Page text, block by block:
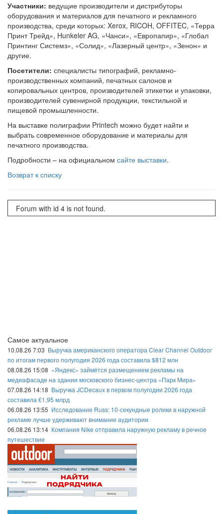
Участники: ведущие производители и дистрибуторы
оборудования и материалов для печатного и рекламного
производства, среди которых: Xerox, RICOH, OFFITEC, «Терра
Принт Трейд», Hunkeler AG, «Чанси», «Европапир», «Глобал
Принтинг Системз», «Солид», «Лазерный центр», «Зенон» и
другие.
Посетители: специалисты типографий, рекламно-
производственных компаний, печатных салонов и
копировальных центров, производителей этикетки и упаковки,
производителей сувенирной продукции, текстильной и
пищевой промышленности.
На выставке полиграфии Printech можно будет найти и
выбрать современное оборудование и материалы для
печатного производства.
Подробности – на официальном сайте выставки.
Возврат к списку
Forum with id 4 is not found.
Самое актуальное
10.08.26 7:03 Выручка американского оператора Clear Channel Outdoor
по итогам первого полугодия 2026 года составила $812 млн
08.08.26 15:08 «Яндекс» займётся размещением рекламы на
медиафасаде на здании московского бизнес-центра «Парк Мира»
07.08.26 14:18 Выручка JCDecaux в первом полугодии 2026 года
составила €1,95 млрд
06.08.26 13:55 Исследование Russ: 10-секундные ролики в наружной
рекламе лучше удерживают внимание аудитории
06.08.26 13:14 Компания Nike отправила наружную рекламу в речное
путешествие